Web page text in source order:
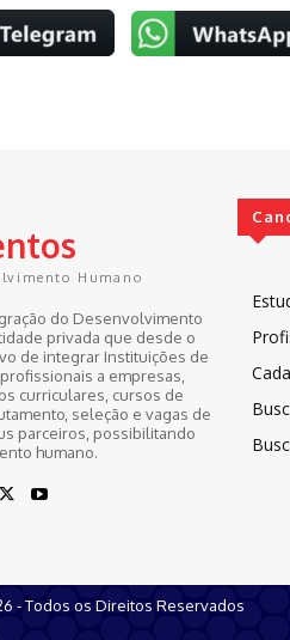
Humano
do Desenvolvimento
privada que desde o
de integrar Instituições de
a empresas,
curriculares, cursos de
seleção e vagas de
parceiros, possibilitando
humano.
- Todos os Direitos Reservados